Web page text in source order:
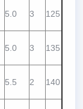
5.0 3 125
5.0 3 135
5.5 2 140